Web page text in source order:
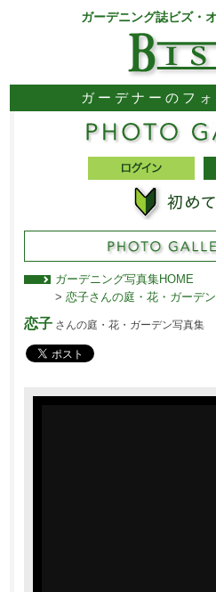
ガーデニング誌ビズ・
ガーデナーのフ
ガーデニング写真集HOME
> 恋子さんの庭・花・ガーデ
恋子さんの庭・花・ガーデン写真集